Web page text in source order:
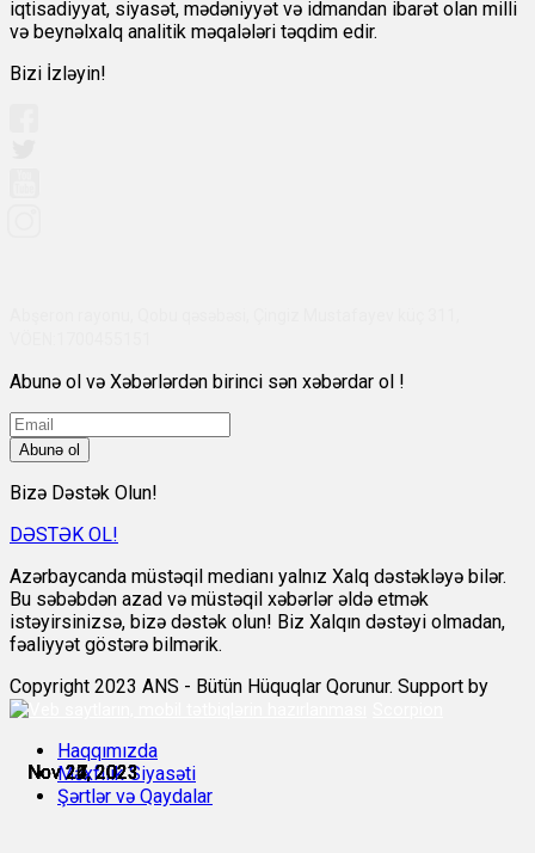
Nov 21, 2023
Nov 22, 2023
Nov 24, 2023
Nov 26, 2023
Nov 27, 2023
Nov 27, 2023
iqtisadiyyat, siyasət, mədəniyyət və idmandan ibarət olan milli
və beynəlxalq analitik məqalələri təqdim edir.
Bizi İzləyin!
Abunə ol və Xəbərlərdən birinci sən xəbərdar ol !
Abunə ol
Bizə Dəstək Olun!
DƏSTƏK OL!
Azərbaycanda müstəqil medianı yalnız Xalq dəstəkləyə bilər.
Bu səbəbdən azad və müstəqil xəbərlər əldə etmək
istəyirsinizsə, bizə dəstək olun! Biz Xalqın dəstəyi olmadan,
fəaliyyət göstərə bilmərik.
Copyright 2023 ANS - Bütün Hüquqlar Qorunur. Support by
Haqqımızda
Məxfilik Siyasəti
Şərtlər və Qaydalar